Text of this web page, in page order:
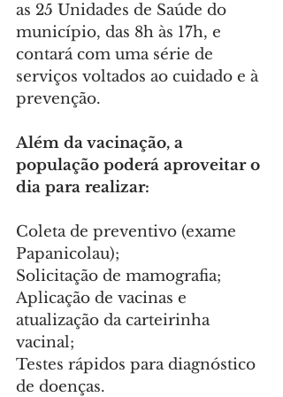
as 25 Unidades de Saúde do
município, das 8h às 17h, e
contará com uma série de
serviços voltados ao cuidado e à
prevenção.
Além da vacinação, a
população poderá aproveitar o
dia para realizar:
Coleta de preventivo (exame
Papanicolau);
Solicitação de mamografia;
Aplicação de vacinas e
atualização da carteirinha
vacinal;
Testes rápidos para diagnóstico
de doenças.